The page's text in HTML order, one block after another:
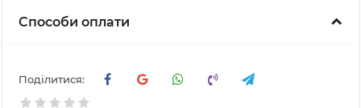
Способи оплати
Поділитися: